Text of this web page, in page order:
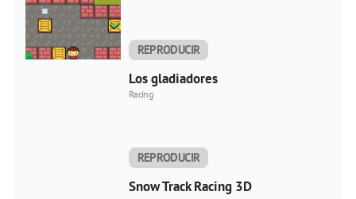
REPRODUCIR
Los gladiadores
Racing
REPRODUCIR
Snow Track Racing 3D